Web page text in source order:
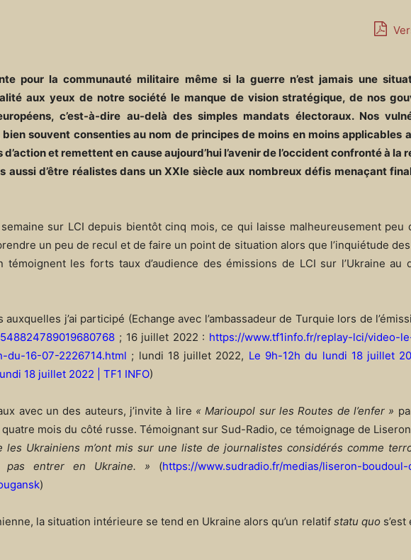
pour la communauté militaire même si la guerre n’est jamais une
aux yeux de notre société le manque de vision stratégique, de nos
c’est-à-dire au-delà des simples mandats électoraux. Nos
souvent consenties au nom de principes de moins en moins applicables
et remettent en cause aujourd’hui l’avenir de l’occident confronté à la
aussi d’être réalistes dans un XXIe siècle aux nombreux défis menaçant
sur LCI depuis bientôt cinq mois, ce qui laisse malheureusement peu
un peu de recul et de faire un point de situation alors que l’inquiétude
les forts taux d’audience des émissions de LCI sur l’Ukraine au
j’ai participé (Echange avec l’ambassadeur de Turquie lors de
; 16 juillet 2022 : https://www.tf1info.fr/replay-lci/video-
du-16-07-2226714.html ; lundi 18 juillet 2022, Le 9h-12h du lundi 18 juillet
18 juillet 2022 | TF1 INFO)
avec un des auteurs, j’invite à lire « Marioupol sur les Routes de l’enfer »
mois du côté russe. Témoignant sur Sud-Radio, ce témoignage de
les Ukrainiens m’ont mis sur une liste de journalistes considérés comme
pas entrer en Ukraine. » (https://www.sudradio.fr/medias/liseron-boudoul-
)
la situation intérieure se tend en Ukraine alors qu’un relatif statu quos’est